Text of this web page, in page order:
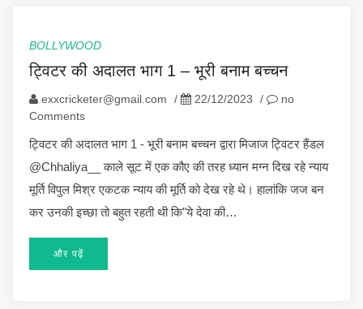
BOLLYWOOD
ट्विटर की अदालत भाग 1 – भूरी बनाम बच्चन
exxcricketer@gmail.com / 22/12/2023 /
no
Comments
ट्विटर की अदालत भाग 1 - भूरी बनाम बच्चन द्वारा मिजाज ट्विटर हैंडल
@Chhaliya__ काले सूट में एक कौए की तरह ध्यान मग्न दिख रहे न्याय
मूर्ति विपुल मिश्र एकटक न्याय की मूर्ति को देख रहे थे। हालांकि जज बन
कर उनकी इच्छा तो बहुत रहती थी कि"ये देवा की…
और पढ़ें